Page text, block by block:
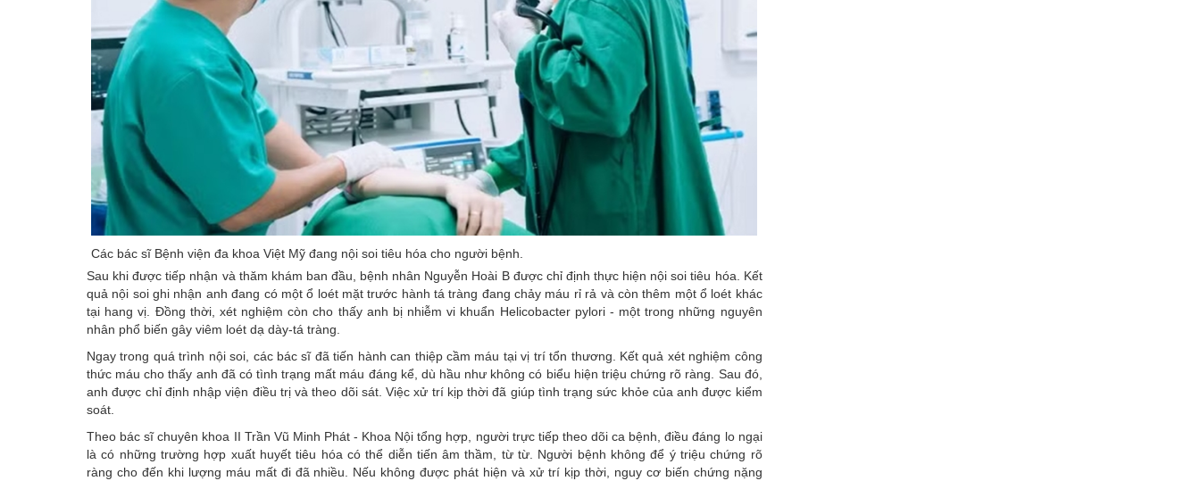
Các bác sĩ Bệnh viện đa khoa Việt Mỹ đang nội soi tiêu hóa cho người bệnh.
Sau khi được tiếp nhận và thăm khám ban đầu, bệnh nhân Nguyễn Hoài B được chỉ định thực hiện nội soi tiêu hóa. Kết
quả nội soi ghi nhận anh đang có một ổ loét mặt trước hành tá tràng đang chảy máu rỉ rả và còn thêm một ổ loét khác
tại hang vị. Đồng thời, xét nghiệm còn cho thấy anh bị nhiễm vi khuẩn Helicobacter pylori - một trong những nguyên
nhân phổ biến gây viêm loét dạ dày-tá tràng.
Ngay trong quá trình nội soi, các bác sĩ đã tiến hành can thiệp cầm máu tại vị trí tổn thương. Kết quả xét nghiệm công
thức máu cho thấy anh đã có tình trạng mất máu đáng kể, dù hầu như không có biểu hiện triệu chứng rõ ràng. Sau đó,
anh được chỉ định nhập viện điều trị và theo dõi sát. Việc xử trí kịp thời đã giúp tình trạng sức khỏe của anh được kiểm
soát.
Theo bác sĩ chuyên khoa II Trần Vũ Minh Phát - Khoa Nội tổng hợp, người trực tiếp theo dõi ca bệnh, điều đáng lo ngại
là có những trường hợp xuất huyết tiêu hóa có thể diễn tiến âm thầm, từ từ. Người bệnh không để ý triệu chứng rõ
ràng cho đến khi lượng máu mất đi đã nhiều. Nếu không được phát hiện và xử trí kịp thời, nguy cơ biến chứng nặng